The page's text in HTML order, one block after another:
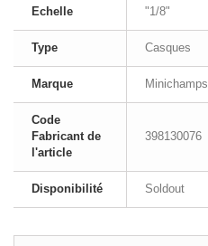
Echelle "1/8"
Type Casques
Marque Minichamps
Code
Fabricant de
l'article
398130076
Disponibilité Soldout